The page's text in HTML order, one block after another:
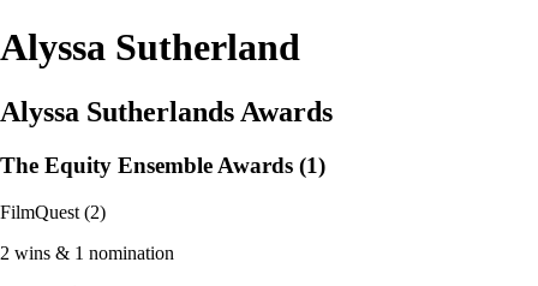
Alyssa Sutherland
Alyssa Sutherlands Awards
The Equity Ensemble Awards (1)
FilmQuest (2)
2 wins & 1 nomination